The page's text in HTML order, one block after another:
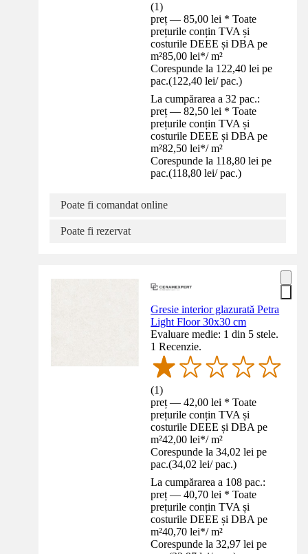
(1)
preț — 85,00 lei * Toate
prețurile conțin TVA și
costurile DEEE și DBA pe
m²85,00 lei*/ m²
Corespunde la 122,40 lei pe
pac.(122,40 lei/ pac.)
La cumpărarea a 32 pac.:
preț — 82,50 lei * Toate
prețurile conțin TVA și
costurile DEEE și DBA pe
m²82,50 lei*/ m²
Corespunde la 118,80 lei pe
pac.(118,80 lei/ pac.)
Poate fi comandat online
Poate fi rezervat
Gresie interior glazurată Petra
Light Floor 30x30 cm
Evaluare medie: 1 din 5 stele.
1 Recenzie.
(1)
preț — 42,00 lei * Toate
prețurile conțin TVA și
costurile DEEE și DBA pe
m²42,00 lei*/ m²
Corespunde la 34,02 lei pe
pac.(34,02 lei/ pac.)
La cumpărarea a 108 pac.:
preț — 40,70 lei * Toate
prețurile conțin TVA și
costurile DEEE și DBA pe
m²40,70 lei*/ m²
Corespunde la 32,97 lei pe